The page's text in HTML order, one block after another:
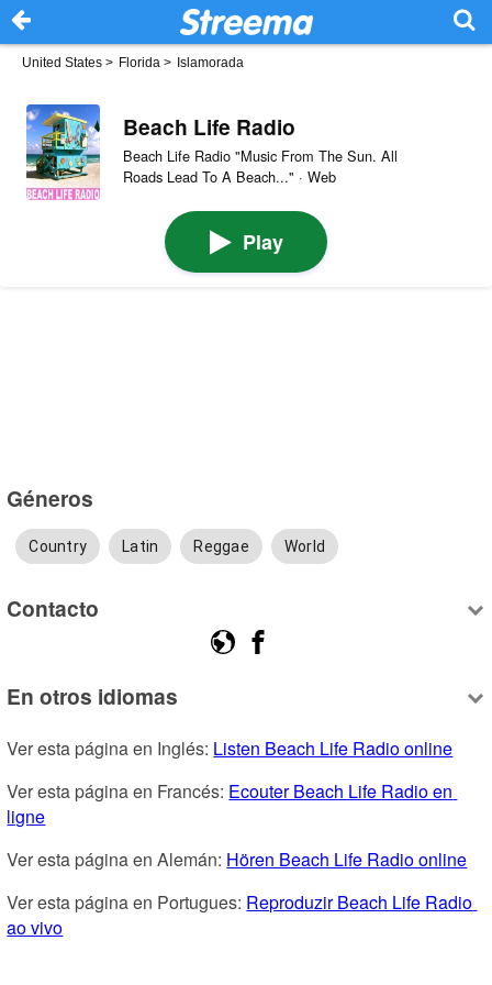
United States > Florida > Islamorada
Beach Life Radio
Beach Life Radio "Music From The Sun. All
Roads Lead To A Beach..." · Web
Play
Géneros
Country Latin Reggae World
Contacto
En otros idiomas
Ver esta página en Inglés: Listen Beach Life Radio online
Ver esta página en Francés: Ecouter Beach Life Radio en
ligne
Ver esta página en Alemán: Hören Beach Life Radio online
Ver esta página en Portugues: Reproduzir Beach Life Radio
ao vivo